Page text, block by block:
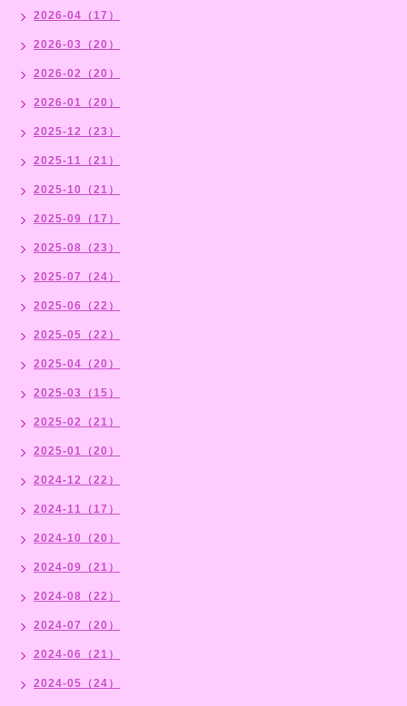
2026-04（17）
2026-03（20）
2026-02（20）
2026-01（20）
2025-12（23）
2025-11（21）
2025-10（21）
2025-09（17）
2025-08（23）
2025-07（24）
2025-06（22）
2025-05（22）
2025-04（20）
2025-03（15）
2025-02（21）
2025-01（20）
2024-12（22）
2024-11（17）
2024-10（20）
2024-09（21）
2024-08（22）
2024-07（20）
2024-06（21）
2024-05（24）